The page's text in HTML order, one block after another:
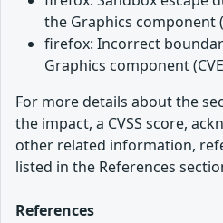
the Graphics component
firefox: Incorrect
Graphics component
For more details about the
the impact, a CVSS score,
other related information,
listed in the References
References